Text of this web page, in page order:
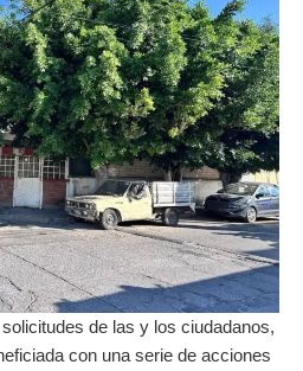
de las y los ciudadanos,
con una serie de acciones